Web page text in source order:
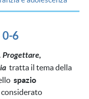
6
tratta il tema della
spazio
, considerato